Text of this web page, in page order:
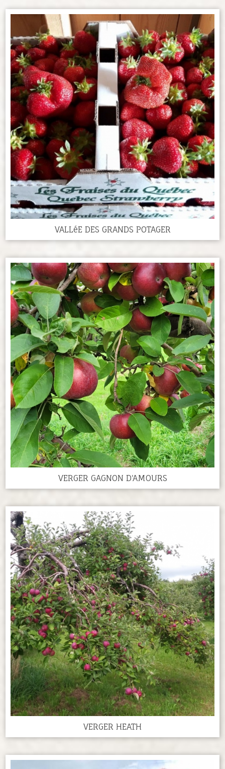
VALLéE DES GRANDS POTAGER
VERGER GAGNON D'AMOURS
VERGER HEATH